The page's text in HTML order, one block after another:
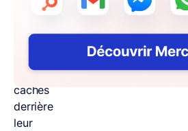
commercesont
cachés
derrière
leur